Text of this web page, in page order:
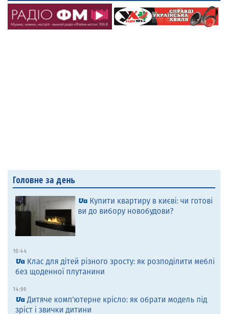
Головне за день
Купити квартиру в києві: чи готові
ви до вибору новобудови?
10:44
Клас для дітей різного зросту: як розподілити меблі
без щоденної плутанини
14:00
Дитяче комп’ютерне крісло: як обрати модель під
зріст і звички дитини